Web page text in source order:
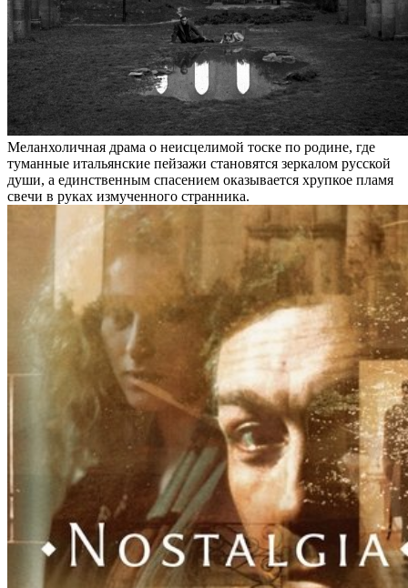
Меланхоличная драма о неисцелимой тоске по родине, где
туманные итальянские пейзажи становятся зеркалом русской
души, а единственным спасением оказывается хрупкое пламя
свечи в руках измученного странника.